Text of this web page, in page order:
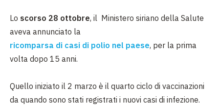
Lo scorso 28 ottobre, il Ministero siriano della Salute
aveva annunciato la
ricomparsa di casi di polio nel paese, per la prima
volta dopo 15 anni.
Quello iniziato il 2 marzo è il quarto ciclo di vaccinazioni
da quando sono stati registrati i nuovi casi di infezione.